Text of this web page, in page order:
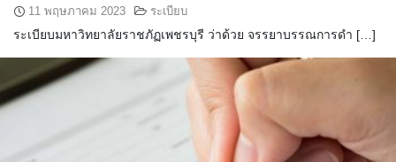
11 พฤษภาคม 2023 ระเบียบ
ระเบียบมหาวิทยาลัยราชภัฏเพชรบุรี ว่าด้วย จรรยาบรรณการดำ […]